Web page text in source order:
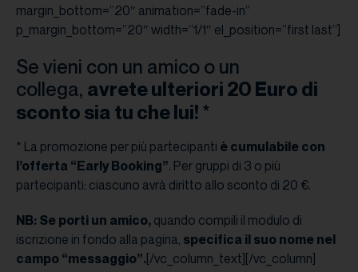
margin_bottom=”20″ animation=”fade-in”
p_margin_bottom=”20″ width=”1/1″ el_position=”first last”]
Se vieni con un amico o un
collega, avrete ulteriori 20 Euro di
sconto sia tu che lui! *
* La promozione per più partecipanti è cumulabile con
l’offerta “Early Booking”. Per gruppi di 3 o più
partecipanti: ciascuno avrà diritto allo sconto di 20 €.
NB: Se porti un amico, quando compili il modulo di
iscrizione in fondo alla pagina, specifica il suo nome nel
campo “messaggio”.[/vc_column_text][/vc_column]